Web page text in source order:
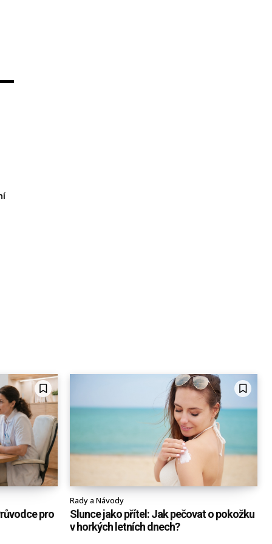
pro
Rady a Návody
Slunce jako přítel: Jak pečovat o pokožku
v horkých letních dnech?